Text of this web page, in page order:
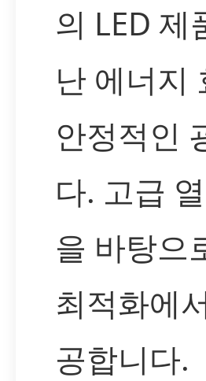
의 LED
난 에너지
안정적인
다. 고급
을 바탕으
최적화에
공합니다.